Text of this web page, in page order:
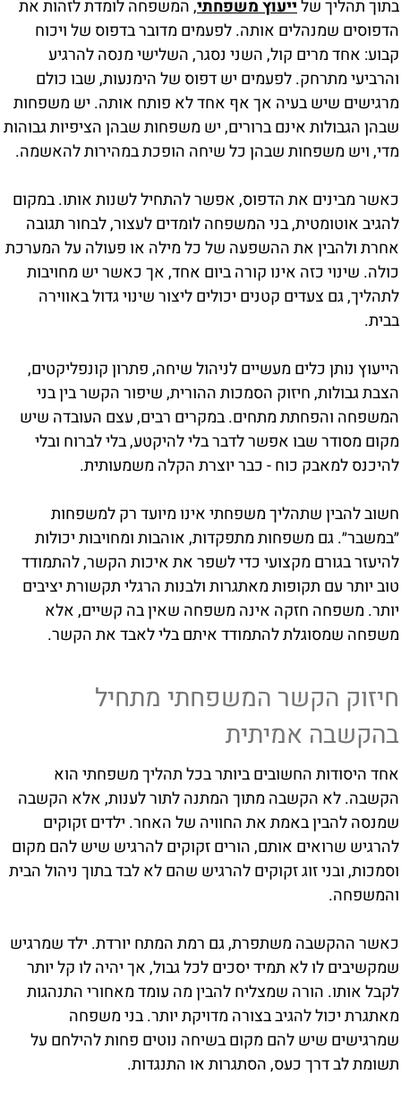
בתוך תהליך שלייעוץ משפחתי, המשפחה לומדת לזהות את
הדפוסים שמנהלים אותה. לפעמים מדובר בדפוס של ויכוח
קבוע: אחד מרים קול, השני נסגר, השלישי מנסה להרגיע
והרביעי מתרחק. לפעמים יש דפוס של הימנעות, שבו כולם
מרגישים שיש בעיה אך אף אחד לא פותח אותה. יש משפחות
שבהן הגבולות אינם ברורים, יש משפחות שבהן הציפיות גבוהות
מדי, ויש משפחות שבהן כל שיחה הופכת במהירות להאשמה.
כאשר מבינים את הדפוס, אפשר להתחיל לשנות אותו. במקום
להגיב אוטומטית, בני המשפחה לומדים לעצור, לבחור תגובה
אחרת ולהבין את ההשפעה של כל מילה או פעולה על המערכת
כולה. שינוי כזה אינו קורה ביום אחד, אך כאשר יש מחויבות
לתהליך, גם צעדים קטנים יכולים ליצור שינוי גדול באווירה
בבית.
הייעוץ נותן כלים מעשיים לניהול שיחה, פתרון קונפליקטים,
הצבת גבולות, חיזוק הסמכות ההורית, שיפור הקשר בין בני
המשפחה והפחתת מתחים. במקרים רבים, עצם העובדה שיש
מקום מסודר שבו אפשר לדבר בלי להיקטע, בלי לברוח ובלי
להיכנס למאבק כוח - כבר יוצרת הקלה משמעותית.
חשוב להבין שתהליך משפחתי אינו מיועד רק למשפחות
״במשבר״. גם משפחות מתפקדות, אוהבות ומחויבות יכולות
להיעזר בגורם מקצועי כדי לשפר את איכות הקשר, להתמודד
טוב יותר עם תקופות מאתגרות ולבנות הרגלי תקשורת יציבים
יותר. משפחה חזקה אינה משפחה שאין בה קשיים, אלא
משפחה שמסוגלת להתמודד איתם בלי לאבד את הקשר.
חיזוק הקשר המשפחתי מתחיל
בהקשבה אמיתית
אחד היסודות החשובים ביותר בכל תהליך משפחתי הוא
הקשבה. לא הקשבה מתוך המתנה לתור לענות, אלא הקשבה
שמנסה להבין באמת את החוויה של האחר. ילדים זקוקים
להרגיש שרואים אותם, הורים זקוקים להרגיש שיש להם מקום
וסמכות, ובני זוג זקוקים להרגיש שהם לא לבד בתוך ניהול הבית
והמשפחה.
כאשר ההקשבה משתפרת, גם רמת המתח יורדת. ילד שמרגיש
שמקשיבים לו לא תמיד יסכים לכל גבול, אך יהיה לו קל יותר
לקבל אותו. הורה שמצליח להבין מה עומד מאחורי התנהגות
מאתגרת יכול להגיב בצורה מדויקת יותר. בני משפחה
שמרגישים שיש להם מקום בשיחה נוטים פחות להילחם על
תשומת לב דרך כעס, הסתגרות או התנגדות.